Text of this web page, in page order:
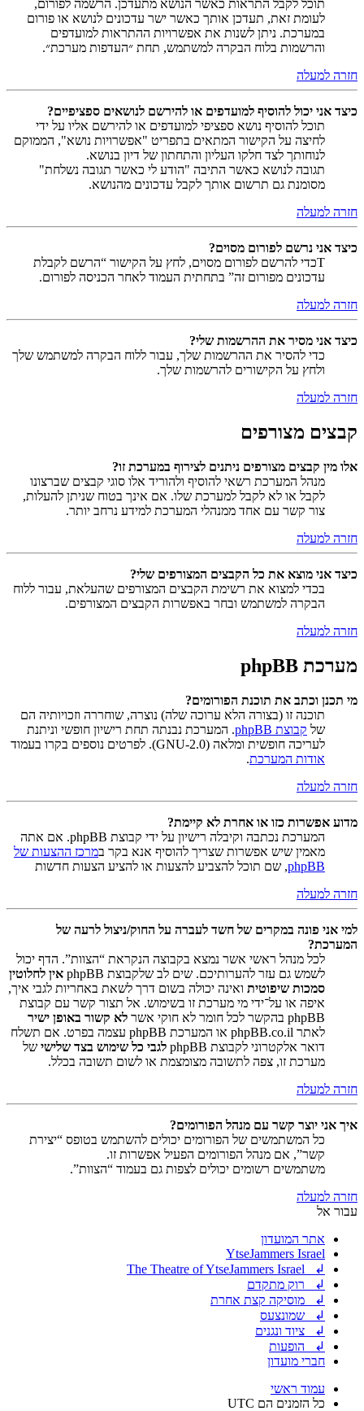
תוכל לקבל התראות כאשר הנושא מתעדכן. הרשמה לפורום,
לעומת זאת, תעדכן אותך כאשר ישר עדכונים לנושא או פורום
במערכת. ניתן לשנות את אפשרויות ההתראות למועדפים
והרשמות בלוח הבקרה למשתמש, תחת ״העדפות מערכת״.
חזרה למעלה
כיצד אני יכול להוסיף למועדפים או להירשם לנושאים ספציפיים?
תוכל להוסיף נושא ספציפי למועדפים או להירשם אליו על ידי
לחיצה על הקישור המתאים בתפריט "אפשרויות נושא", הממוקם
לנוחותך לצד חלקו העליון והתחתון של דיון בנושא.
תגובה לנושא כאשר התיבה "הודע לי כאשר תגובה נשלחת"
מסומנת גם תרשום אותך לקבל עדכונים מהנושא.
חזרה למעלה
כיצד אני נרשם לפורום מסוים?
Tכדי להרשם לפורום מסוים, לחץ על הקישור “הרשם לקבלת
עדכונים מפורום זה” בתחתית העמוד לאחר הכניסה לפורום.
חזרה למעלה
כיצד אני מסיר את ההרשמות שלי?
כדי להסיר את ההרשמות שלך, עבור ללוח הבקרה למשתמש שלך
ולחץ על הקישורים להרשמות שלך.
חזרה למעלה
קבצים מצורפים
אלו מין קבצים מצורפים ניתנים לצירוף במערכת זו?
מנהל המערכת רשאי להוסיף ולהוריד אלו סוגי קבצים שברצונו
לקבל או לא לקבל למערכת שלו. אם אינך בטוח שניתן להעלות,
צור קשר עם אחד ממנהלי המערכת למידע נרחב יותר.
חזרה למעלה
כיצד אני מוצא את כל הקבצים המצורפים שלי?
בכדי למצוא את רשימת הקבצים המצורפים שהעלאת, עבור ללוח
הבקרה למשתמש ובחר באפשרות הקבצים המצורפים.
חזרה למעלה
מערכת phpBB
מי תכנן וכתב את תוכנת הפורומים?
תוכנה זו (בצורה הלא ערוכה שלה) נוצרה, שוחררה וזכויותיה הם
של קבוצת phpBB
. המערכת נבנתה תחת רישיון חופשי וניתנת
לעריכה חופשית ומלאה (GNU-2.0). לפרטים נוספים בקרו בעמוד
אודות המערכת.
חזרה למעלה
מדוע אפשרות כזו או אחרת לא קיימת?
המערכת נכתבה וקיבלה רישיון על ידי קבוצת phpBB. אם אתה
מאמין שיש אפשרות שצריך להוסיף אנא בקר במרכז ההצעות של
phpBB, שם תוכל להצביע להצעות או להציע הצעות חדשות
חזרה למעלה
למי אני פונה במקרים של חשד לעברה על החוק/ניצול לרעה של
המערכת?
לכל מנהל ראשי אשר נמצא בקבוצה הנקראת “הצוות”. הדף יכול
לשמש גם עזר להערותיכם. שים לב שלקבוצת phpBB
אין לחלוטין
סמכות שיפוטית ואינה יכולה בשום דרך לשאת באחריות לגבי איך,
איפה או על־ידי מי מערכת זו בשימוש. אל תצור קשר עם קבוצת
phpBB בהקשר לכל חומר לא חוקי אשר
לא קשור באופן ישיר
לאתר phpBB.co.il או המערכת phpBB עצמה בפרט. אם תשלח
דואר אלקטרוני לקבוצת phpBB
לגבי כל שימוש בצד שלישי של
מערכת זו, צפה לתשובה מצומצמת או לשום תשובה בכלל.
חזרה למעלה
איך אני יוצר קשר עם מנהל הפורומים?
כל המשתמשים של הפורומים יכולים להשתמש בטופס “יצירת
קשר”, אם מנהל הפורומים הפעיל אפשרות זו.
משתמשים רשומים יכולים לצפות גם בעמוד “הצוות”.
חזרה למעלה
עבור אל
אתר המועדון
YtseJammers Israel
↲ The Theatre of YtseJammers Israel
↲ רוק מתקדם
↲ מוסיקה קצת אחרת
↲ שמונצעס
↲ ציוד ונגנים
↲ הופעות
חברי מועדון
עמוד ראשי
כל הזמנים הם UTC